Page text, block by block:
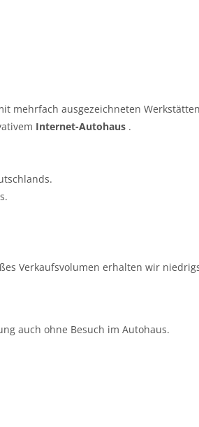
mehrfach ausgezeichneten
Internet-Autohaus .
Verkaufsvolumen erhalten wir
auch ohne Besuch im Autohaus.